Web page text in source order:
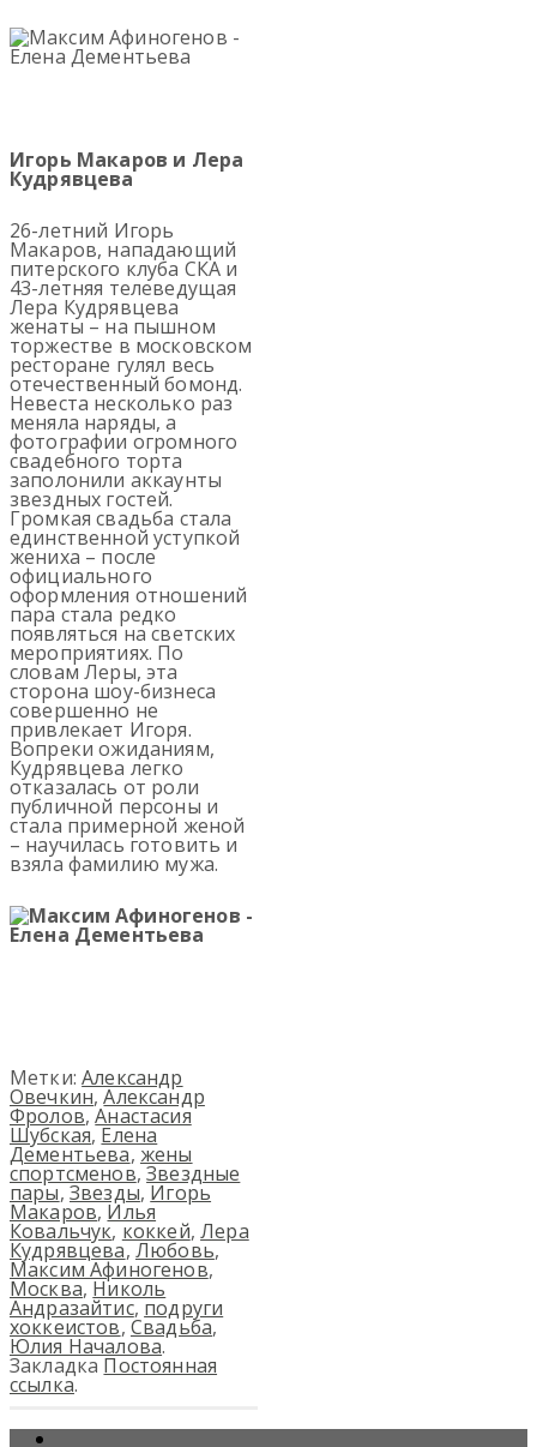
Игорь Макаров и Лера
Кудрявцева
26-летний Игорь
Макаров, нападающий
питерского клуба СКА и
43-летняя телеведущая
Лера Кудрявцева
женаты – на пышном
торжестве в московском
ресторане гулял весь
отечественный бомонд.
Невеста несколько раз
меняла наряды, а
фотографии огромного
свадебного торта
заполонили аккаунты
звездных гостей.
Громкая свадьба стала
единственной уступкой
жениха – после
официального
оформления отношений
пара стала редко
появляться на светских
мероприятиях. По
словам Леры, эта
сторона шоу-бизнеса
совершенно не
привлекает Игоря.
Вопреки ожиданиям,
Кудрявцева легко
отказалась от роли
публичной персоны и
стала примерной женой
– научилась готовить и
взяла фамилию мужа.
Метки:Александр
Овечкин,Александр
Фролов,Анастасия
Шубская,Елена
Дементьева,жены
спортсменов,Звездные
пары,Звезды,Игорь
Макаров,Илья
Ковальчук,коккей,Лера
Кудрявцева,Любовь,
Максим Афиногенов,
Москва,Николь
Андразайтис,подруги
хоккеистов,Свадьба,
Юлия Началова.
ЗакладкаПостоянная
ссылка.